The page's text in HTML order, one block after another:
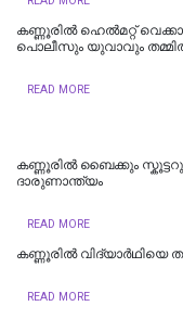
കണ്ണൂരില്‍ ഹെല്‍മറ്റ്
പൊലീസും യുവാവും
READ MORE
കണ്ണൂരില്‍ ബൈക്കും
ദാരുണാന്ത്യം
READ MORE
കണ്ണൂരില്‍ വിദ്യാര്‍ഥിയെ
READ MORE